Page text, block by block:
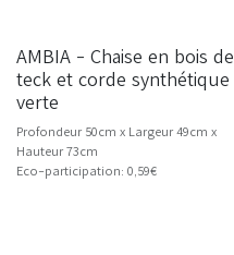
NOUVEAU
AMBIA - Chaise en bois de
teck et corde synthétique
verte
Profondeur 50cm x Largeur 49cm x
Hauteur 73cm
Eco-participation: 0,59€